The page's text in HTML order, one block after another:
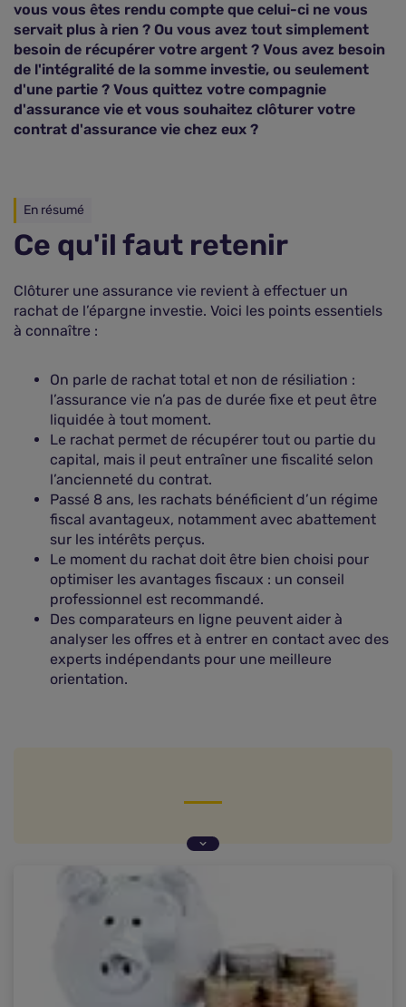
vous vous êtes rendu compte que celui-ci ne vous
servait plus à rien ? Ou vous avez tout simplement
besoin de récupérer votre argent ? Vous avez besoin
de l'intégralité de la somme investie, ou seulement
d'une partie ? Vous quittez votre compagnie
d'assurance vie et vous souhaitez clôturer votre
contrat d'assurance vie chez eux ?
En résumé
Ce qu'il faut retenir
Clôturer une assurance vie revient à effectuer un
rachat de l’épargne investie. Voici les points essentiels
à connaître :
On parle de rachat total et non de résiliation :
l’assurance vie n’a pas de durée fixe et peut être
liquidée à tout moment.
Le rachat permet de récupérer tout ou partie du
capital, mais il peut entraîner une fiscalité selon
l’ancienneté du contrat.
Passé 8 ans, les rachats bénéficient d’un régime
fiscal avantageux, notamment avec abattement
sur les intérêts perçus.
Le moment du rachat doit être bien choisi pour
optimiser les avantages fiscaux : un conseil
professionnel est recommandé.
Des comparateurs en ligne peuvent aider à
analyser les offres et à entrer en contact avec des
experts indépendants pour une meilleure
orientation.
Clôture assurance vie : effectuer un rachat
Clôture d'assurance vie : n'hésitez pas à vous